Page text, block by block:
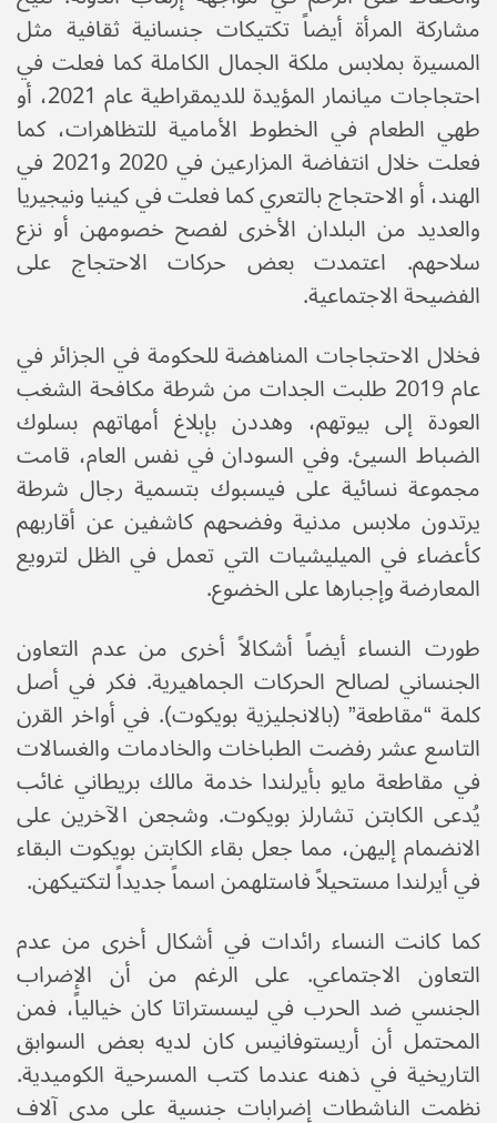
مشاركة المرأة أيضاً تكتيكات جنسانية ثقافية مثل
المسيرة بملابس ملكة الجمال الكاملة كما فعلت في
احتجاجات ميانمار المؤيدة للديمقراطية عام 2021، أو
طهي الطعام في الخطوط الأمامية للتظاهرات، كما
فعلت خلال انتفاضة المزارعين في 2020 و2021 في
الهند، أو الاحتجاج بالتعري كما فعلت في كينيا ونيجيريا
والعديد من البلدان الأخرى لفصح خصومهن أو نزع
سلاحهم. اعتمدت بعض حركات الاحتجاج على
الفضيحة الاجتماعية.
فخلال الاحتجاجات المناهضة للحكومة في الجزائر في
عام 2019 طلبت الجدات من شرطة مكافحة الشغب
العودة إلى بيوتهم، وهددن بإبلاغ أمهاتهم بسلوك
الضباط السيئ. وفي السودان في نفس العام، قامت
مجموعة نسائية على فيسبوك بتسمية رجال شرطة
يرتدون ملابس مدنية وفضحهم كاشفين عن أقاربهم
كأعضاء في الميليشيات التي تعمل في الظل لترويع
المعارضة وإجبارها على الخضوع.
طورت النساء أيضاً أشكالاً أخرى من عدم التعاون
الجنساني لصالح الحركات الجماهيرية. فكر في أصل
كلمة “مقاطعة” (بالانجليزية بويكوت). في أواخر القرن
التاسع عشر رفضت الطباخات والخادمات والغسالات
في مقاطعة مايو بأيرلندا خدمة مالك بريطاني غائب
يُدعى الكابتن تشارلز بويكوت. وشجعن الآخرين على
الانضمام إليهن، مما جعل بقاء الكابتن بويكوت البقاء
في أيرلندا مستحيلاً فاستلهمن اسماً جديداً لتكتيكهن.
كما كانت النساء رائدات في أشكال أخرى من عدم
التعاون الاجتماعي. على الرغم من أن الإضراب
الجنسي ضد الحرب في ليسستراتا كان خيالياً، فمن
المحتمل أن أريستوفانيس كان لديه بعض السوابق
التاريخية في ذهنه عندما كتب المسرحية الكوميدية.
نظمت الناشطات إضرابات جنسية على مدى آلاف